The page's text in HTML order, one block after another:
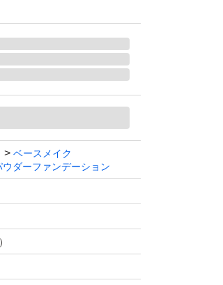
ベースメイク
ウダーファンデーション